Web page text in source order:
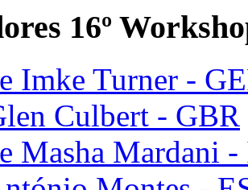
16º
Imke Turner -
Culbert - GBR
Masha Mardani